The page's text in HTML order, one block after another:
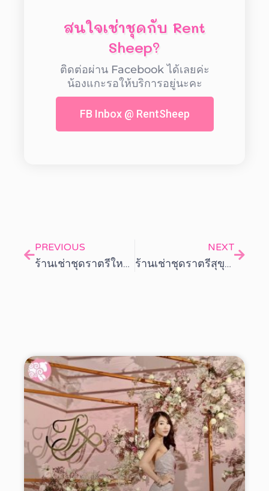
สนใจเช่าชุดกับ Rent
Sheep?
ติดต่อผ่าน Facebook ได้เลยค่ะ
น้องแกะรอให้บริการอยู่นะคะ
FB Inbox @ RentSheep
PREVIOUS
ร้านเช่าชุดราตรีใหญ่สุดใน พระราม2 ตรงข้ามเซ็นทรัล หลังโฮมโปร ท่าข้าม ซอย 5-7
NEXT
ร้านเช่าชุดราตรีสุขุมวิท 105 เขตบางนา MRT ศรีลาซาล Exit 3